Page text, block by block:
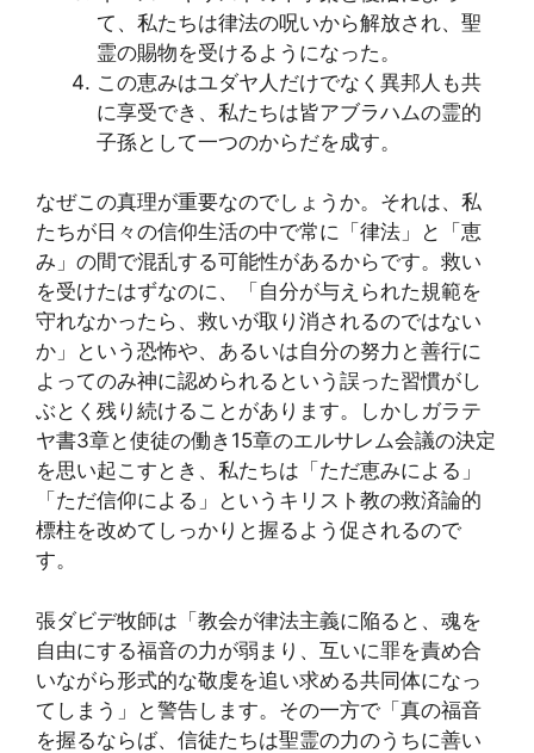
て、私たちは律法の呪いから解放され、聖
霊の賜物を受けるようになった。
この恵みはユダヤ人だけでなく異邦人も共
に享受でき、私たちは皆アブラハムの霊的
子孫として一つのからだを成す。
なぜこの真理が重要なのでしょうか。それは、私
たちが日々の信仰生活の中で常に「律法」と「恵
み」の間で混乱する可能性があるからです。救い
を受けたはずなのに、「自分が与えられた規範を
守れなかったら、救いが取り消されるのではない
か」という恐怖や、あるいは自分の努力と善行に
よってのみ神に認められるという誤った習慣がし
ぶとく残り続けることがあります。しかしガラテ
ヤ書3章と使徒の働き15章のエルサレム会議の決定
を思い起こすとき、私たちは「ただ恵みによる」
「ただ信仰による」というキリスト教の救済論的
標柱を改めてしっかりと握るよう促されるので
す。
張ダビデ牧師は「教会が律法主義に陥ると、魂を
自由にする福音の力が弱まり、互いに罪を責め合
いながら形式的な敬虔を追い求める共同体になっ
てしまう」と警告します。その一方で「真の福音
を握るならば、信徒たちは聖霊の力のうちに善い